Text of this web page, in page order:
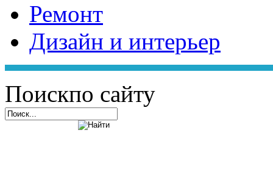
Ремонт
Дизайн и интерьер
Поискпо сайту